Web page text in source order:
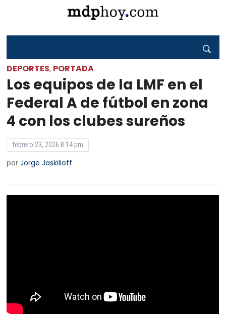
DEPORTES, PORTADA
Los equipos de la LMF en el
Federal A de fútbol en zona
4 con los clubes sureños
febrero 23, 2026 8:14 pm
porJorge Jaskilioff